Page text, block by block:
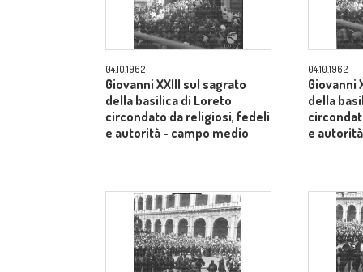
04.10.1962
Giovanni XXIII sul sagrato
della basilica di Loreto
circondato da religiosi, fedeli
e autorità - campo medio
04.10.1962
Giovanni
della
e